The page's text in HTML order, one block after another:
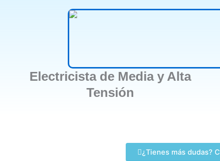
Electricista de Media y Alta
Tensión
¿Tienes más dudas?